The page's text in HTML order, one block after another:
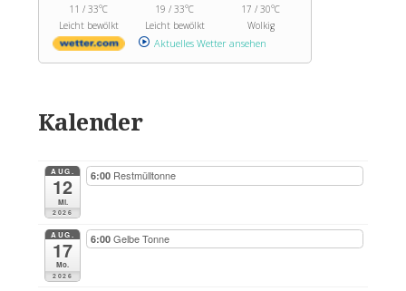
11 / 33°C
Leicht bewölkt
19 / 33°C
Leicht bewölkt
17 / 30°C
Wolkig
Aktuelles Wetter ansehen
Kalender
AUG.
12
Mi.
2026
6:00 Restmülltonne
AUG.
17
Mo.
2026
6:00Gelbe Tonne